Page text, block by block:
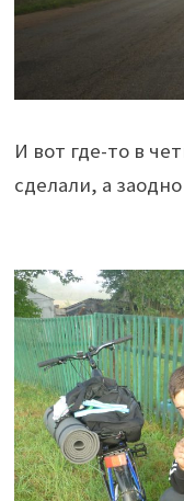
И вот где-то в
сделали, а